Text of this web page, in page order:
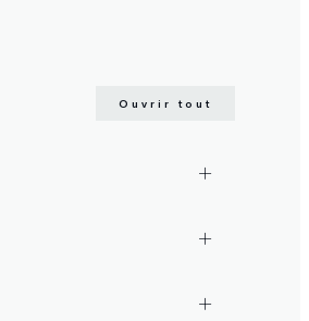
Ouvrir tout